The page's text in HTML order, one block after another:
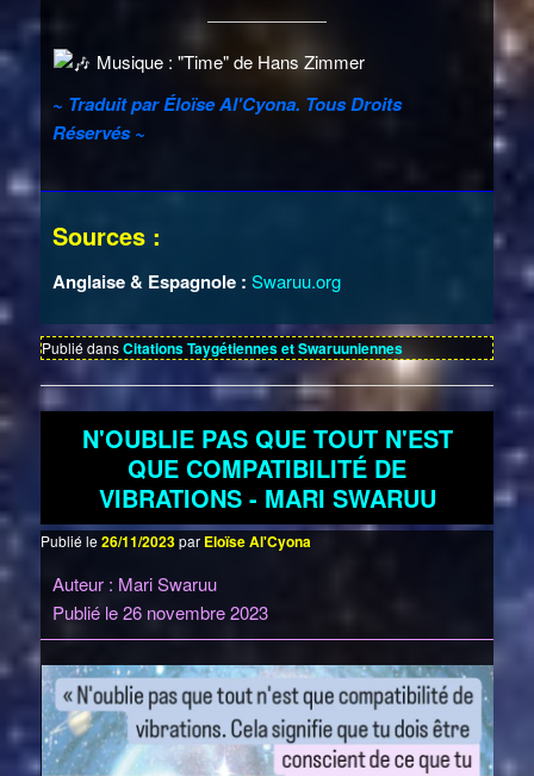
Musique : "Time" de Hans Zimmer
~ Traduit par Éloïse Al'Cyona. Tous Droits
Réservés ~
Sources :
Anglaise & Espagnole : Swaruu.org
Publié dansCitations Taygétiennes et Swaruuniennes
N'OUBLIE PAS QUE TOUT N'EST
QUE COMPATIBILITÉ DE
VIBRATIONS - MARI SWARUU
Publié le26/11/2023par Eloïse Al'Cyona
Auteur : Mari Swaruu
Publié le 26 novembre 2023